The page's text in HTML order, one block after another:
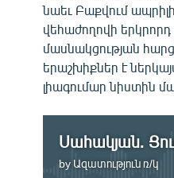
նաեւ Բաքվում
վեհաժողովի
մասնակցության
երաշխիքներ է
լիագումար նիստին
by Ազատություն ռ/կ